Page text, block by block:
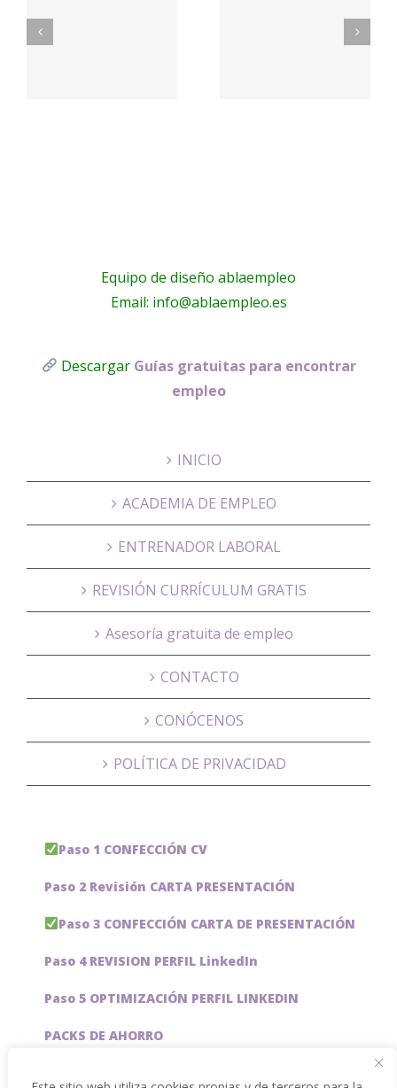
EMBL
Equipo de diseño ablaempleo
Email: info@ablaempleo.es
Descargar Guías gratuitas para encontrar
empleo
INICIO
ACADEMIA DE EMPLEO
ENTRENADOR LABORAL
REVISIÓN CURRÍCULUM GRATIS
Asesoría gratuita de empleo
CONTACTO
CONÓCENOS
POLÍTICA DE PRIVACIDAD
Paso 1 CONFECCIÓN CV
Paso 2 Revisión CARTA PRESENTACIÓN
Paso 3 CONFECCIÓN CARTA DE PRESENTACIÓN
Paso 4 REVISION PERFIL LinkedIn
Paso 5 OPTIMIZACIÓN PERFIL LINKEDIN
PACKS DE AHORRO